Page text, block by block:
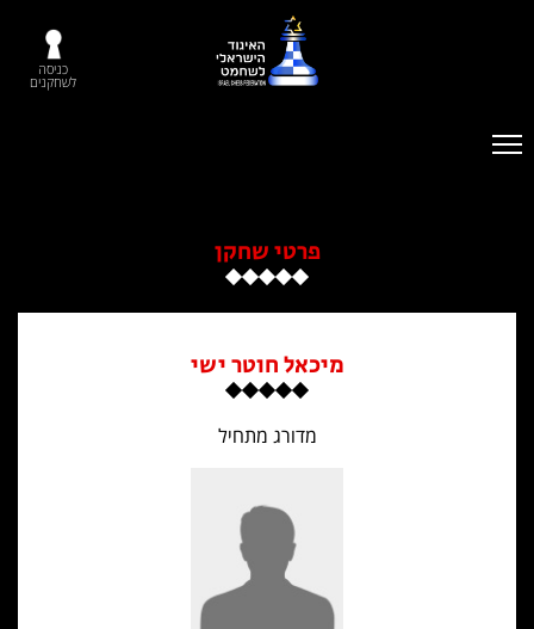
כניסה
לשחקנים
פרטי שחקן
מיכאל חוטר ישי
מדורג מתחיל